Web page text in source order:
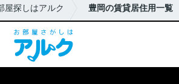
屋探しはアルク 豊岡の賃貸居住用一覧